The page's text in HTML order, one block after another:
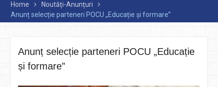
Home
Noutăți-Anunțuri
Anunț selecție parteneri POCU „Educație și formare”
Anunț selecție parteneri POCU „Educație
și formare”